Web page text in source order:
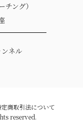
チング）
ンネル
定商取引法について
reserved.